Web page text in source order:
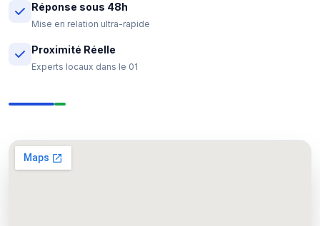
Réponse sous 48h
Mise en relation ultra-rapide
Proximité Réelle
Experts locaux dans le 01